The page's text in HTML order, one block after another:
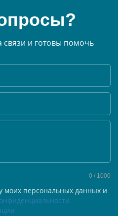
и готовы помочь
0 / 1000
моих персональных данных и